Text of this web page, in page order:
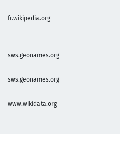
fr.wikipedia.org
sws.geonames.org
sws.geonames.org
www.wikidata.org